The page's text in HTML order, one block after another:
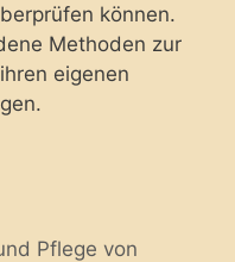
können.
Methoden zur
eigenen
Pflege von